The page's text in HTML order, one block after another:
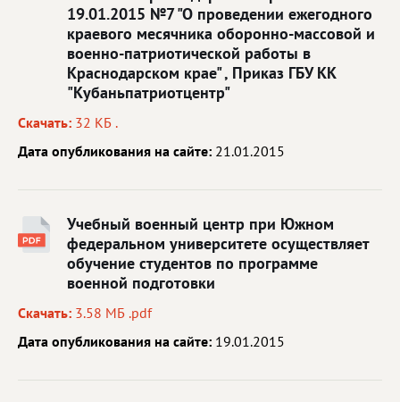
19.01.2015 №7 "О проведении ежегодного
краевого месячника оборонно-массовой и
военно-патриотической работы в
Краснодарском крае" , Приказ ГБУ КК
"Кубаньпатриотцентр"
Скачать: 32 КБ .
Дата опубликования на сайте: 21.01.2015
Учебный военный центр при Южном
федеральном университете осуществляет
обучение студентов по программе
военной подготовки
Скачать: 3.58 МБ .pdf
Дата опубликования на сайте: 19.01.2015